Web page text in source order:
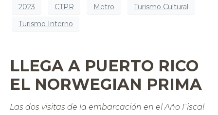
2023 CTPR Metro
Turismo Cultural
Turismo Interno
LLEGA A PUERTO RICO
EL NORWEGIAN PRIMA
Las dos visitas de la embarcación en el Año Fiscal